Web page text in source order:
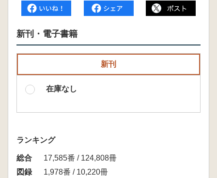
新刊・電子書籍
新刊
在庫なし
ランキング
総合
17,585番 / 124,808冊
図録
1,978番 / 10,220冊